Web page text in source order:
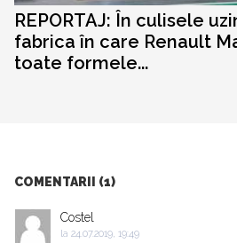
REPORTAJ: În culisele
fabrica în care Renault
toate formele...
COMENTARII (1)
Costel
la 24.07.2019, 19:49